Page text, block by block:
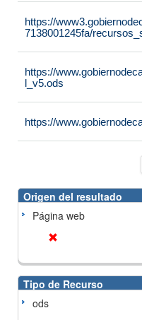
https://
7138001245fa/
https://
l_v5.ods
https://
Origen del resultado
Página web
Tipo de Recurso
ods